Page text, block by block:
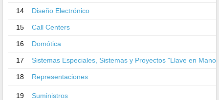
14 Diseño Electrónico
15 Call Centers
16 Domótica
17 Sistemas Especiales, Sistemas y Proyectos "Llave en Mano"
18 Representaciones
19 Suministros